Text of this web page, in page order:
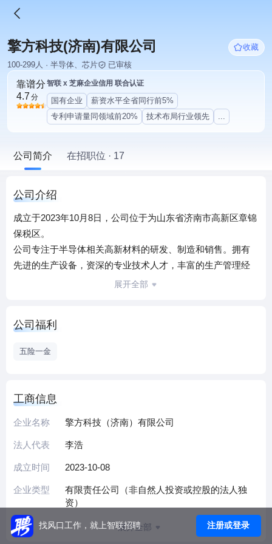
擎方科技(济南)有限公司
收藏
100-299人 · 半导体、芯片
已审核
靠谱分
4.7 分
智联 x 芝麻企业信用 联合认证
国有企业
薪资水平全省同行前5%
专利申请量同领域前20%
技术布局行业领先 ...
公司简介 在招职位 · 17
公司介绍
成立于2023年10月8日，公司位于为山东省济南市高新区章锦
保税区。
公司专注于半导体相关高新材料的研发、制造和销售。拥有
先进的生产设备，资深的专业技术人才，丰富的生产管理经
验，致力于关键技术持续突破，产品高质量及时交付，是高
入我们，一起创造价值，造福社会，成就梦想。
展开全部
公司福利
五险一金
工商信息
企业名称 擎方科技（济南）有限公司
法人代表 李浩
成立时间 2023-10-08
企业类型
有限责任公司（非自然人投资或控股的法人独
资）
展开全部
找风口工作，就上智联招聘 注册或登录